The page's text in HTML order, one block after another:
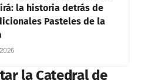
la historia detrás de
Pasteles de la
la Catedral de